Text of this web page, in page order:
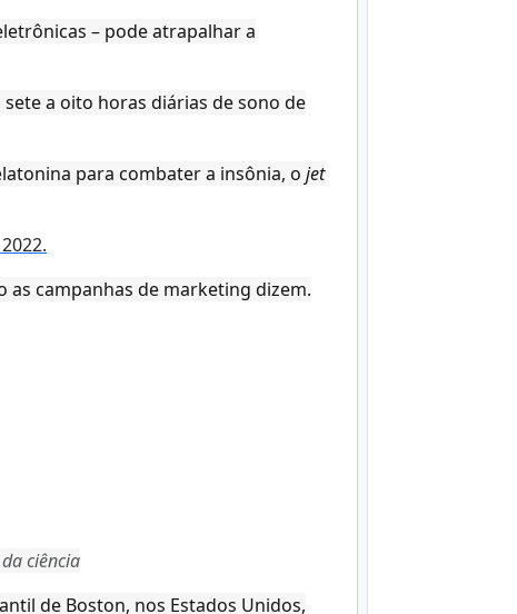
– pode atrapalhar a
a oito horas diárias de sono de
para combater a insônia, o jet
as campanhas de marketing dizem.
ciência
de Boston, nos Estados Unidos,